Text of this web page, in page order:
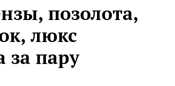
позолота,
люкс
за пару